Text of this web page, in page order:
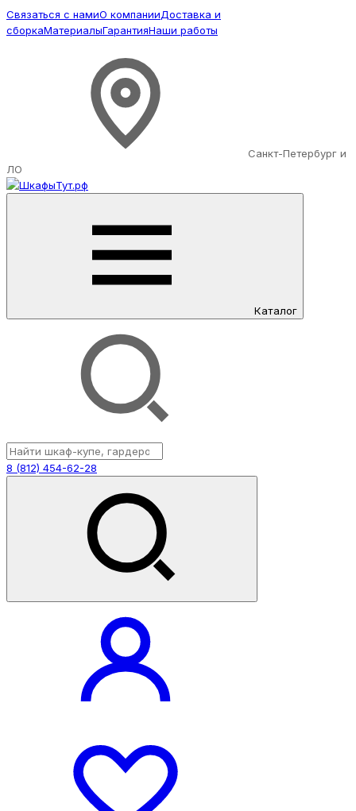
Связаться с намиО компанииДоставка и
сборкаМатериалыГарантияНаши работы
Санкт-Петербург и
ЛО
Каталог
8 (812) 454-62-28